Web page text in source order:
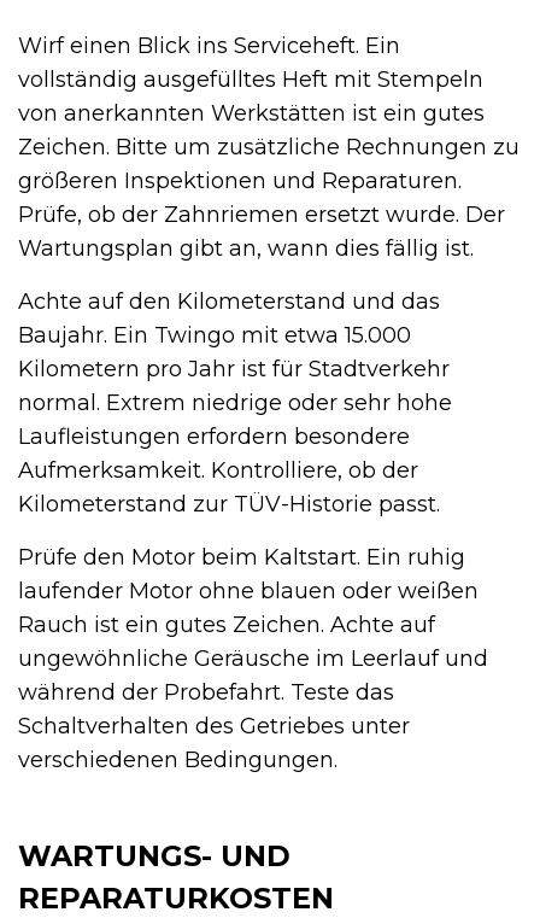
Wirf einen Blick ins Serviceheft. Ein
vollständig ausgefülltes Heft mit Stempeln
von anerkannten Werkstätten ist ein gutes
Zeichen. Bitte um zusätzliche Rechnungen zu
größeren Inspektionen und Reparaturen.
Prüfe, ob der Zahnriemen ersetzt wurde. Der
Wartungsplan gibt an, wann dies fällig ist.
Achte auf den Kilometerstand und das
Baujahr. Ein Twingo mit etwa 15.000
Kilometern pro Jahr ist für Stadtverkehr
normal. Extrem niedrige oder sehr hohe
Laufleistungen erfordern besondere
Aufmerksamkeit. Kontrolliere, ob der
Kilometerstand zur TÜV-Historie passt.
Prüfe den Motor beim Kaltstart. Ein ruhig
laufender Motor ohne blauen oder weißen
Rauch ist ein gutes Zeichen. Achte auf
ungewöhnliche Geräusche im Leerlauf und
während der Probefahrt. Teste das
Schaltverhalten des Getriebes unter
verschiedenen Bedingungen.
WARTUNGS- UND
REPARATURKOSTEN